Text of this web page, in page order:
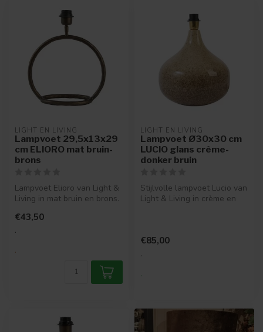
LIGHT EN LIVING
Lampvoet 29,5x13x29
cm ELIORO mat bruin-
brons
Lampvoet Elioro van Light &
Living in mat bruin en brons.
€43,50
.
.
LIGHT EN LIVING
Lampvoet Ø30x30 cm
LUCIO glans crème-
donker bruin
Stijlvolle lampvoet Lucio van
Light & Living in crème en
€85,00
.
.